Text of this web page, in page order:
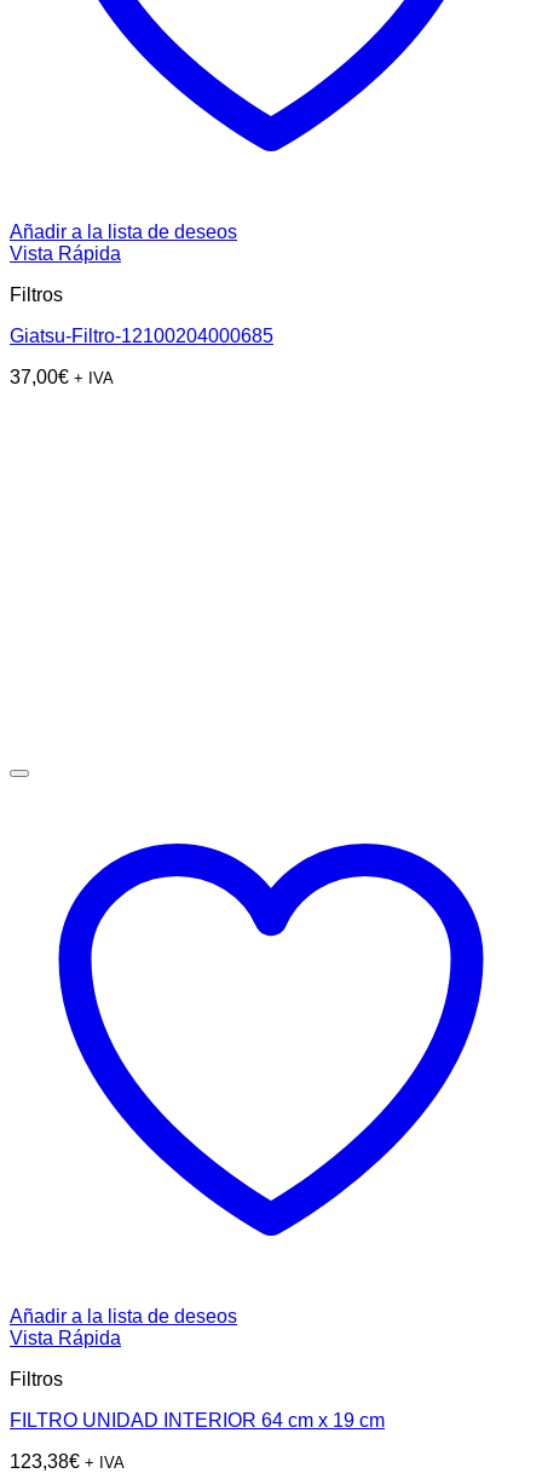
Añadir a la lista de deseos
Vista Rápida
Filtros
Giatsu-Filtro-12100204000685
37,00€ + IVA
Añadir a la lista de deseos
Vista Rápida
Filtros
FILTRO UNIDAD INTERIOR 64 cm x 19 cm
123,38€ + IVA